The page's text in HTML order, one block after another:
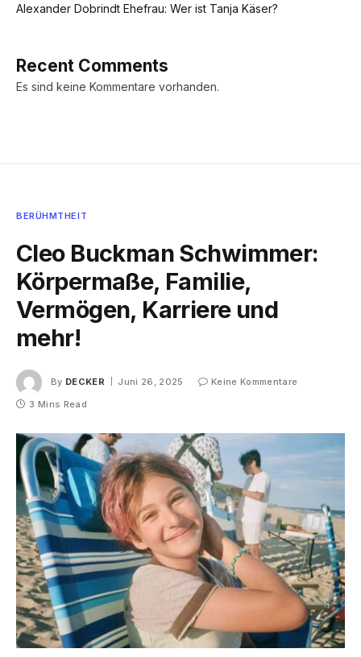
Alexander Dobrindt Ehefrau: Wer ist Tanja Käser?
Recent Comments
Es sind keine Kommentare vorhanden.
BERÜHMTHEIT
Cleo Buckman Schwimmer:
Körpermaße, Familie,
Vermögen, Karriere und
mehr!
By DECKER Juni 26, 2025
Keine Kommentare
3 Mins Read